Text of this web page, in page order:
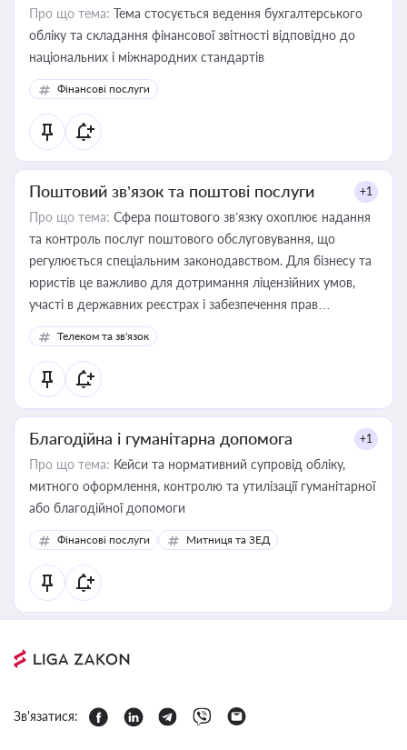
Про що тема: Тема стосується ведення бухгалтерського
обліку та складання фінансової звітності відповідно до
національних і міжнародних стандартів
Фінансові послуги
Поштовий зв’язок та поштові послуги +1
Про що тема: Сфера поштового зв’язку охоплює надання
та контроль послуг поштового обслуговування, що
регулюється спеціальним законодавством. Для бізнесу та
юристів це важливо для дотримання ліцензійних умов,
участі в державних реєстрах і забезпечення прав
споживачів.
Телеком та зв'язок
Благодійна і гуманітарна допомога +1
Про що тема: Кейси та нормативний супровід обліку,
митного оформлення, контролю та утилізації гуманітарної
або благодійної допомоги
Фінансові послуги Митниця та ЗЕД
Зв'язатися: